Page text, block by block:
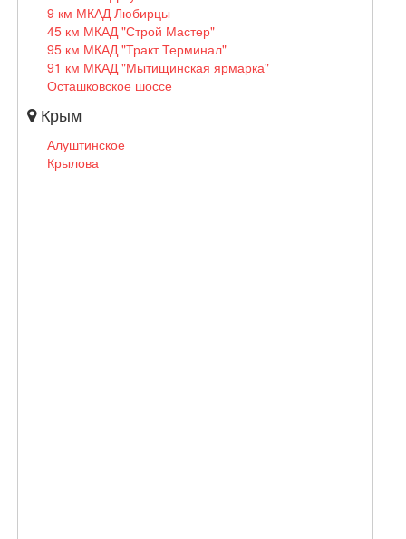
9 км МКАД Любирцы
45 км МКАД "Строй Мастер"
95 км МКАД "Тракт Терминал"
91 км МКАД "Мытищинская ярмарка"
Осташковское шоссе
Крым
Алуштинское
Крылова